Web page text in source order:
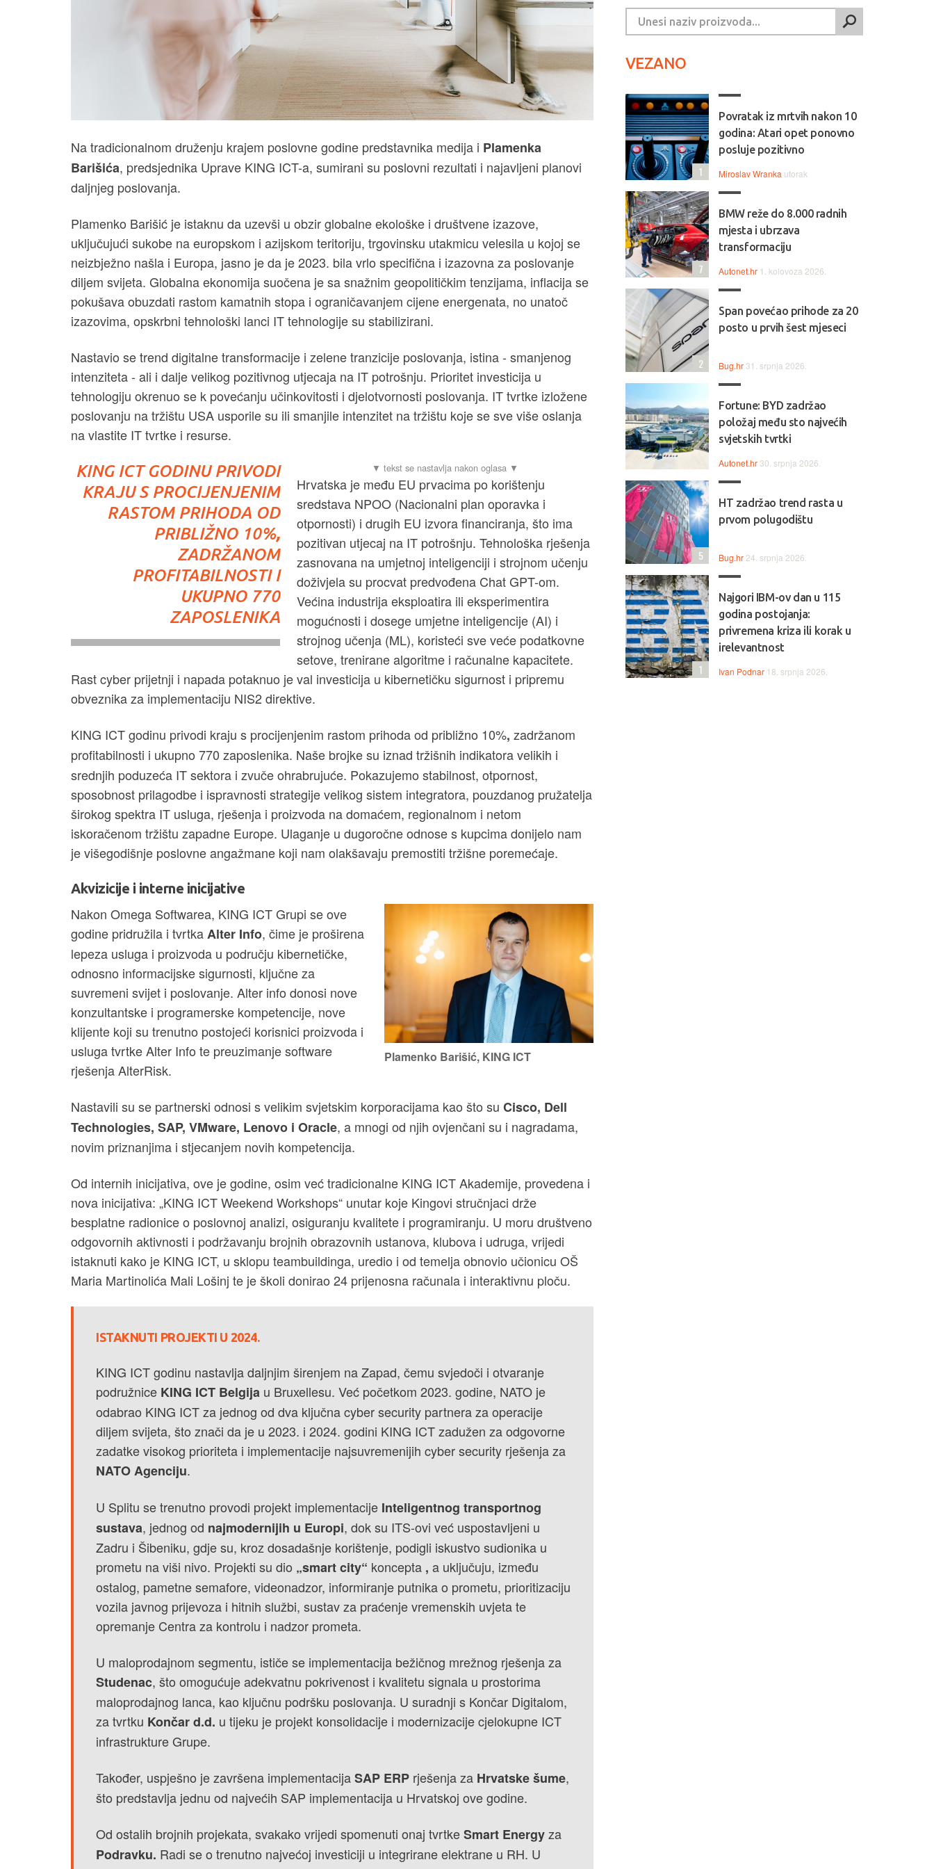
Na tradicionalnom druženju krajem poslovne godine predstavnika medija i Plamenka
Barišića, predsjednika Uprave KING ICT-a, sumirani su poslovni rezultati i najavljeni planovi
daljnjeg poslovanja.
Plamenko Barišić je istaknu da uzevši u obzir globalne ekološke i društvene izazove,
uključujući sukobe na europskom i azijskom teritoriju, trgovinsku utakmicu velesila u kojoj se
neizbježno našla i Europa, jasno je da je 2023. bila vrlo specifična i izazovna za poslovanje
diljem svijeta. Globalna ekonomija suočena je sa snažnim geopolitičkim tenzijama, inflacija se
pokušava obuzdati rastom kamatnih stopa i ograničavanjem cijene energenata, no unatoč
izazovima, opskrbni tehnološki lanci IT tehnologije su stabilizirani.
Nastavio se trend digitalne transformacije i zelene tranzicije poslovanja, istina - smanjenog
intenziteta - ali i dalje velikog pozitivnog utjecaja na IT potrošnju. Prioritet investicija u
tehnologiju okrenuo se k povećanju učinkovitosti i djelotvornosti poslovanja. IT tvrtke izložene
poslovanju na tržištu USA usporile su ili smanjile intenzitet na tržištu koje se sve više oslanja
na vlastite IT tvrtke i resurse.
KING ICT GODINU PRIVODI
KRAJU S PROCIJENJENIM
RASTOM PRIHODA OD
PRIBLIŽNO 10%,
ZADRŽANOM
PROFITABILNOSTI I
UKUPNO 770
ZAPOSLENIKA
Hrvatska je među EU prvacima po korištenju
sredstava NPOO (Nacionalni plan oporavka i
otpornosti) i drugih EU izvora financiranja, što ima
pozitivan utjecaj na IT potrošnju. Tehnološka rješenja
zasnovana na umjetnoj inteligenciji i strojnom učenju
doživjela su procvat predvođena Chat GPT-om.
Većina industrija eksploatira ili eksperimentira
mogućnosti i dosege umjetne inteligencije (AI) i
strojnog učenja (ML), koristeći sve veće podatkovne
setove, trenirane algoritme i računalne kapacitete.
Rast cyber prijetnji i napada potaknuo je val investicija u kibernetičku sigurnost i pripremu
obveznika za implementaciju NIS2 direktive.
KING ICT godinu privodi kraju s procijenjenim rastom prihoda od približno 10%, zadržanom
profitabilnosti i ukupno 770 zaposlenika. Naše brojke su iznad tržišnih indikatora velikih i
srednjih poduzeća IT sektora i zvuče ohrabrujuće. Pokazujemo stabilnost, otpornost,
sposobnost prilagodbe i ispravnosti strategije velikog sistem integratora, pouzdanog pružatelja
širokog spektra IT usluga, rješenja i proizvoda na domaćem, regionalnom i netom
iskoračenom tržištu zapadne Europe. Ulaganje u dugoročne odnose s kupcima donijelo nam
je višegodišnje poslovne angažmane koji nam olakšavaju premostiti tržišne poremećaje.
Akvizicije i interne inicijative
Plamenko Barišić, KING ICT
Nakon Omega Softwarea, KING ICT Grupi se ove
godine pridružila i tvrtkaAlter Info, čime je proširena
lepeza usluga i proizvoda u području kibernetičke,
odnosno informacijske sigurnosti, ključne za
suvremeni svijet i poslovanje. Alter info donosi nove
konzultantske i programerske kompetencije, nove
klijente koji su trenutno postojeći korisnici proizvoda i
usluga tvrtke Alter Info te preuzimanje software
rješenja AlterRisk.
Nastavili su se partnerski odnosi s velikim svjetskim korporacijama kao što su Cisco, Dell
Technologies, SAP, VMware, Lenovo i Oracle, a mnogi od njih ovjenčani su i nagradama,
novim priznanjima i stjecanjem novih kompetencija.
Od internih inicijativa, ove je godine, osim već tradicionalne KING ICT Akademije, provedena i
nova inicijativa: „KING ICT Weekend Workshops“ unutar koje Kingovi stručnjaci drže
besplatne radionice o poslovnoj analizi, osiguranju kvalitete i programiranju. U moru društveno
odgovornih aktivnosti i podržavanju brojnih obrazovnih ustanova, klubova i udruga, vrijedi
istaknuti kako je KING ICT, u sklopu teambuildinga, uredio i od temelja obnovio učionicu OŠ
Maria Martinolića Mali Lošinj te je školi donirao 24 prijenosna računala i interaktivnu ploču.
ISTAKNUTI PROJEKTI U 2024.
KING ICT godinu nastavlja daljnjim širenjem na Zapad, čemu svjedoči i otvaranje
podružnice KING ICT Belgija u Bruxellesu. Već početkom 2023. godine, NATO je
odabrao KING ICT za jednog od dva ključna cyber security partnera za operacije
diljem svijeta, što znači da je u 2023. i 2024. godini KING ICT zadužen za odgovorne
zadatke visokog prioriteta i implementacije najsuvremenijih cyber security rješenja za
NATO Agenciju.
U Splitu se trenutno provodi projekt implementacije Inteligentnog transportnog
sustava, jednog od najmodernijih u Europi, dok su ITS-ovi već uspostavljeni u
Zadru i Šibeniku, gdje su, kroz dosadašnje korištenje, podigli iskustvo sudionika u
prometu na viši nivo. Projekti su dio „smart city“ koncepta , a uključuju, između
ostalog, pametne semafore, videonadzor, informiranje putnika o prometu, prioritizaciju
vozila javnog prijevoza i hitnih službi, sustav za praćenje vremenskih uvjeta te
opremanje Centra za kontrolu i nadzor prometa.
U maloprodajnom segmentu, ističe se implementacija bežičnog mrežnog rješenja za
Studenac, što omogućuje adekvatnu pokrivenost i kvalitetu signala u prostorima
maloprodajnog lanca, kao ključnu podršku poslovanja. U suradnji s Končar Digitalom,
za tvrtku Končar d.d. u tijeku je projekt konsolidacije i modernizacije cjelokupne ICT
infrastrukture Grupe.
Također, uspješno je završena implementacijaSAP ERP rješenja za Hrvatske šume,
što predstavlja jednu od najvećih SAP implementacija u Hrvatskoj ove godine.
Od ostalih brojnih projekata, svakako vrijedi spomenuti onaj tvrtkeSmart Energyza
Podravku. Radi se o trenutno najvećoj investiciji u integrirane elektrane u RH. U
VEZANO
Povratak iz mrtvih nakon 10
godina: Atari opet ponovno
posluje pozitivno
Miroslav Wranka utorak
1
BMW reže do 8.000 radnih
mjesta i ubrzava
transformaciju
Autonet.hr 1. kolovoza 2026.
7
Span povećao prihode za 20
posto u prvih šest mjeseci
Bug.hr 31. srpnja 2026.
2
Fortune: BYD zadržao
položaj među sto najvećih
svjetskih tvrtki
Autonet.hr 30. srpnja 2026.
HT zadržao trend rasta u
prvom polugodištu
Bug.hr 24. srpnja 2026.
5
Najgori IBM-ov dan u 115
godina postojanja:
privremena kriza ili korak u
irelevantnost
Ivan Podnar 18. srpnja 2026.
1